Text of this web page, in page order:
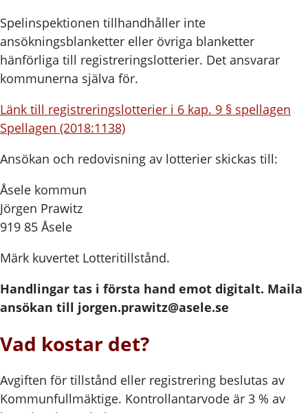
Spelinspektionen tillhandhåller inte
ansökningsblanketter eller övriga blanketter
hänförliga till registreringslotterier. Det ansvarar
kommunerna själva för.
Länk till registreringslotterier i 6 kap. 9 § spellagen
Spellagen (2018:1138)
Ansökan och redovisning av lotterier skickas till:
Åsele kommun
Jörgen Prawitz
919 85 Åsele
Märk kuvertet Lotteritillstånd.
Handlingar tas i första hand emot digitalt. Maila
ansökan till jorgen.prawitz@asele.se
Vad kostar det?
Avgiften för tillstånd eller registrering beslutas av
Kommunfullmäktige. Kontrollantarvode är 3 % av